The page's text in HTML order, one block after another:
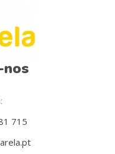
715